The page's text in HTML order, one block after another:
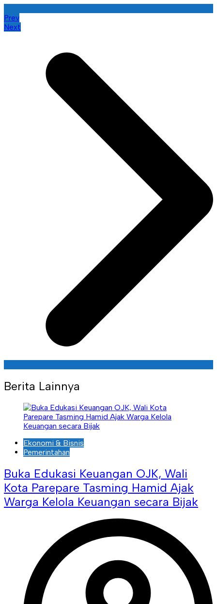
Prev
Next
Berita Lainnya
Ekonomi & Bisnis
Pemerintahan
Buka Edukasi Keuangan OJK, Wali
Kota Parepare Tasming Hamid Ajak
Warga Kelola Keuangan secara Bijak